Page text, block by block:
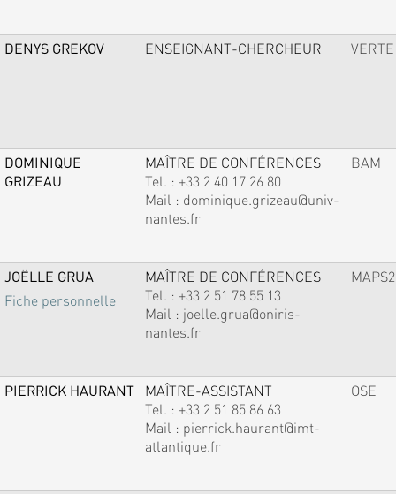
DENYS GREKOV ENSEIGNANT-CHERCHEUR VERTE
DOMINIQUE
GRIZEAU
MAÎTRE DE CONFÉRENCES
Tel. : +33 2 40 17 26 80
Mail : dominique.grizeau@univ-
nantes.fr
BAM
JOËLLE GRUA
Fiche personnelle
MAÎTRE DE CONFÉRENCES
Tel. : +33 2 51 78 55 13
Mail : joelle.grua@oniris-
nantes.fr
MAPS2
PIERRICK HAURANT
MAÎTRE-ASSISTANT
Tel. : +33 2 51 85 86 63
Mail : pierrick.haurant@imt-
atlantique.fr
OSE